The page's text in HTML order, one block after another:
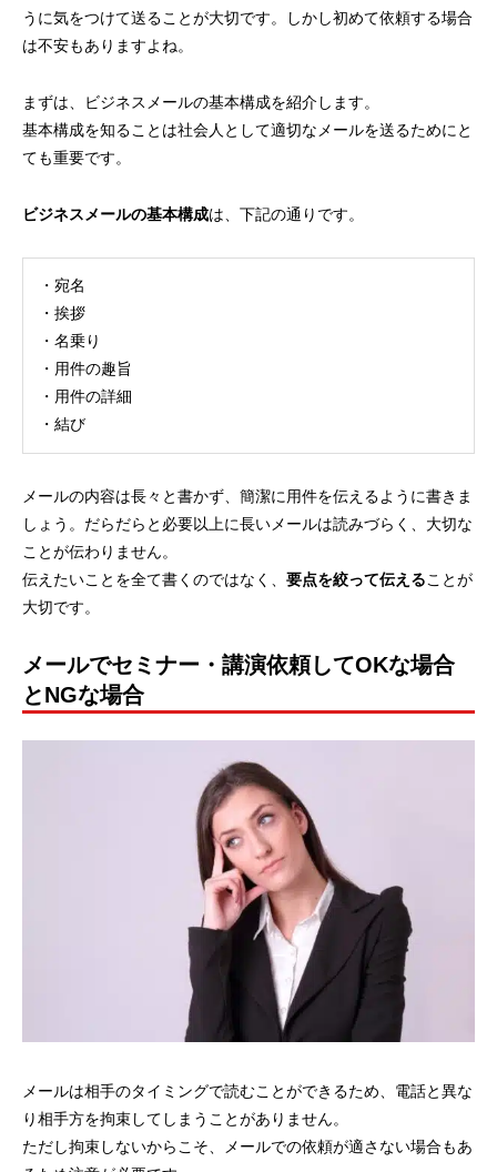
うに気をつけて送ることが大切です。しかし初めて依頼する場合
は不安もありますよね。
まずは、ビジネスメールの基本構成を紹介します。
基本構成を知ることは社会人として適切なメールを送るためにと
ても重要です。
ビジネスメールの基本構成は、下記の通りです。
・宛名
・挨拶
・名乗り
・用件の趣旨
・用件の詳細
・結び
メールの内容は長々と書かず、簡潔に用件を伝えるように書きま
しょう。だらだらと必要以上に長いメールは読みづらく、大切な
ことが伝わりません。
伝えたいことを全て書くのではなく、 要点を絞って伝えることが
大切です。
メールでセミナー・講演依頼してOKな場合
とNGな場合
メールは相手のタイミングで読むことができるため、電話と異な
り相手方を拘束してしまうことがありません。
ただし拘束しないからこそ、メールでの依頼が適さない場合もあ